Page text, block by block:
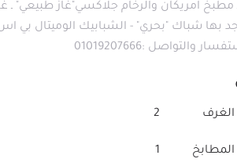
بها شباك "بحري" - الشبابيك الوميتال
والتواصل :01019207666
الغرف 2
1